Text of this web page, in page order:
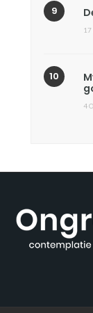
17
4